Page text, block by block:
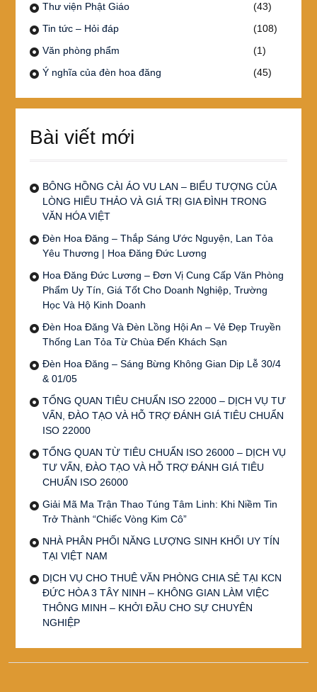
Thư viện Phật Giáo
(43)
Tin tức – Hỏi đáp
(108)
Văn phòng phẩm
(1)
Ý nghĩa của đèn hoa đăng
(45)
Bài viết mới
BÔNG HỒNG CÀI ÁO VU LAN – BIỂU TƯỢNG CỦA
LÒNG HIẾU THẢO VÀ GIÁ TRỊ GIA ĐÌNH TRONG
VĂN HÓA VIỆT
Đèn Hoa Đăng – Thắp Sáng Ước Nguyện, Lan Tỏa
Yêu Thương | Hoa Đăng Đức Lương
Hoa Đăng Đức Lương – Đơn Vị Cung Cấp Văn Phòng
Phẩm Uy Tín, Giá Tốt Cho Doanh Nghiệp, Trường
Học Và Hộ Kinh Doanh
Đèn Hoa Đăng Và Đèn Lồng Hội An – Vẻ Đẹp Truyền
Thống Lan Tỏa Từ Chùa Đến Khách Sạn
Đèn Hoa Đăng – Sáng Bừng Không Gian Dịp Lễ 30/4
& 01/05
TỔNG QUAN TIÊU CHUẨN ISO 22000 – DỊCH VỤ TƯ
VẤN, ĐÀO TẠO VÀ HỖ TRỢ ĐÁNH GIÁ TIÊU CHUẨN
ISO 22000
TỔNG QUAN TỪ TIÊU CHUẨN ISO 26000 – DỊCH VỤ
TƯ VẤN, ĐÀO TẠO VÀ HỖ TRỢ ĐÁNH GIÁ TIÊU
CHUẨN ISO 26000
Giải Mã Ma Trận Thao Túng Tâm Linh: Khi Niềm Tin
Trở Thành “Chiếc Vòng Kim Cô”
NHÀ PHÂN PHỐI NĂNG LƯỢNG SINH KHỐI UY TÍN
TẠI VIỆT NAM
DỊCH VỤ CHO THUÊ VĂN PHÒNG CHIA SẺ TẠI KCN
ĐỨC HÒA 3 TÂY NINH – KHÔNG GIAN LÀM VIỆC
THÔNG MINH – KHỞI ĐẦU CHO SỰ CHUYÊN
NGHIỆP